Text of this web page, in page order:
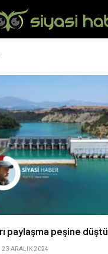
paylaşma peşine düştü
23 ARALIK 2024